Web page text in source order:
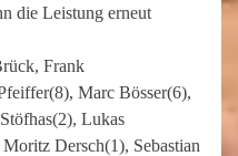
die Leistung erneut
Frank
Marc Bösser(6),
Lukas
Dersch(1), Sebastian